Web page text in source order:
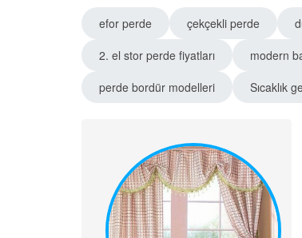
efor perde
çekçekli perde
2. el stor perde fiyatları
modern
perde bordür modelleri
Sıcaklık